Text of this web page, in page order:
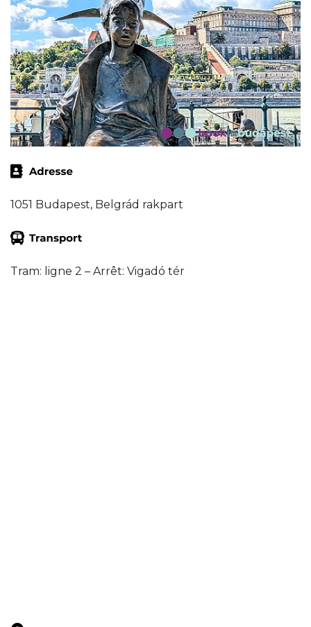
1051 Budapest, Belgrád rakpart
Tram: ligne 2 – Arrêt: Vigadó tér